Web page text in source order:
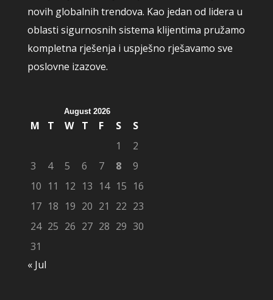
novih globalnih trendova. Kao jedan od lidera u
oblasti sigurnosnih sistema klijentima pružamo
kompletna rješenja i uspješno rješavamo sve
poslovne izazove.
August 2026
M T W T F S
S
1
2
3
4 5 6 7 8
9
10 11 12 13 14 15 16
17 18 19 20 21 22 23
24 25 26 27 28 29 30
31
« Jul